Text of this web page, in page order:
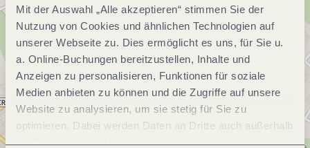
Mit der Auswahl „Alle akzeptieren“ stimmen Sie der
Nutzung von Cookies und ähnlichen Technologien auf
unserer Webseite zu. Dies ermöglicht es uns, für Sie u.
a. Online-Buchungen bereitzustellen, Inhalte und
Anzeigen zu personalisieren, Funktionen für soziale
Medien anbieten zu können und die Zugriffe auf unsere
Website zu analysieren, um sie stetig für Sie zu
optimieren. Dabei werden Daten an Dritte auch außerhalb
der Europäischen Union weitergegeben und dort